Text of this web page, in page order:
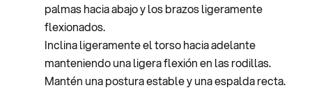
palmas hacia abajo y los brazos ligeramente
flexionados.
Inclina ligeramente el torso hacia adelante
manteniendo una ligera flexión en las rodillas.
Mantén una postura estable y una espalda recta.